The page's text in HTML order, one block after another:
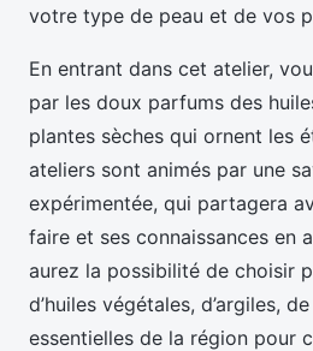
votre type de peau et de vos
En entrant dans cet atelier,
par les doux parfums des
plantes sèches qui ornent les
ateliers sont animés par une
expérimentée, qui partagera
faire et ses connaissances en
aurez la possibilité de choisir
d’huiles végétales, d’argiles,
essentielles de la région pour